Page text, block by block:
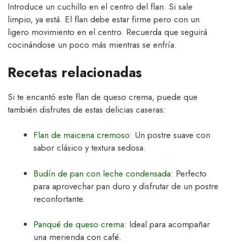
Introduce un cuchillo en el centro del flan. Si sale
limpio, ya está. El flan debe estar firme pero con un
ligero movimiento en el centro. Recuerda que seguirá
cocinándose un poco más mientras se enfría.
Recetas relacionadas
Si te encantó este flan de queso crema, puede que
también disfrutes de estas delicias caseras:
Flan de maicena cremoso: Un postre suave con
sabor clásico y textura sedosa.
Budín de pan con leche condensada: Perfecto
para aprovechar pan duro y disfrutar de un postre
reconfortante.
Panqué de queso crema: Ideal para acompañar
una merienda con café.